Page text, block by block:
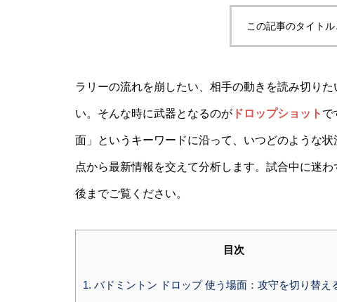
この記事のタイト
ラリーの流れを崩したい、相手の動きを読み切り
い。そんな時に武器となるのが ドロップショット で
面」というキーワードに沿って、いつどのような
点から最新情報を交えて分析します。試合中に迷
後までご覧ください。
目次
1. バドミントン ドロップ 使う場面：攻守を切り替え